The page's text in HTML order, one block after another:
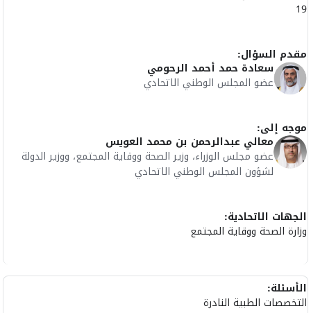
19
مقدم السؤال:
سعادة حمد أحمد الرحومي
عضو المجلس الوطني الاتحادي
موجه إلى:
معالي عبدالرحمن بن محمد العويس
عضو مجلس الوزراء، وزير الصحة ووقاية المجتمع، ووزير الدولة
لشؤون المجلس الوطني الاتحادي
الجهات الاتحادية:
وزارة الصحة ووقاية المجتمع
الأسئلة:
التخصصات الطبية النادرة